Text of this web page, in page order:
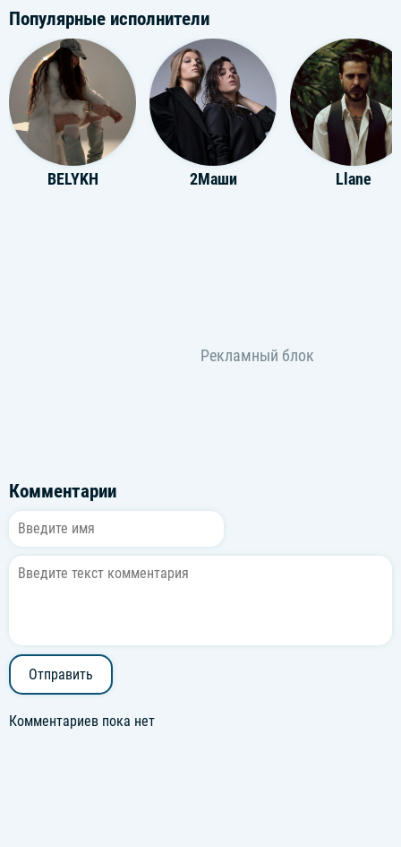
Популярные исполнители
BELYKH 2Маши Llane
Комментарии
Отправить
Комментариев пока нет